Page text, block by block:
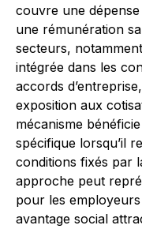
couvre une
une rémunération
secteurs,
intégrée dans les
accords
exposition aux
mécanisme
spécifique lorsqu’il
conditions fixés par
approche peut
pour les
avantage social